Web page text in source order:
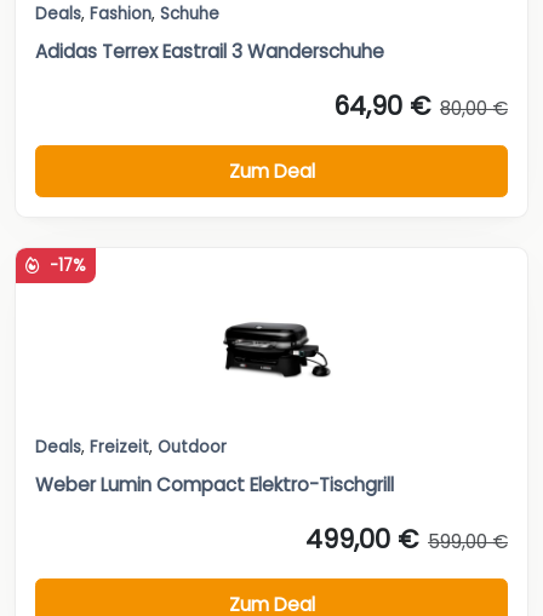
Deals, Fashion, Schuhe
Adidas Terrex Eastrail 3 Wanderschuhe
64,90 € 80,00 €
Zum Deal
-17%
Deals, Freizeit, Outdoor
Weber Lumin Compact Elektro-Tischgrill
499,00 € 599,00 €
Zum Deal